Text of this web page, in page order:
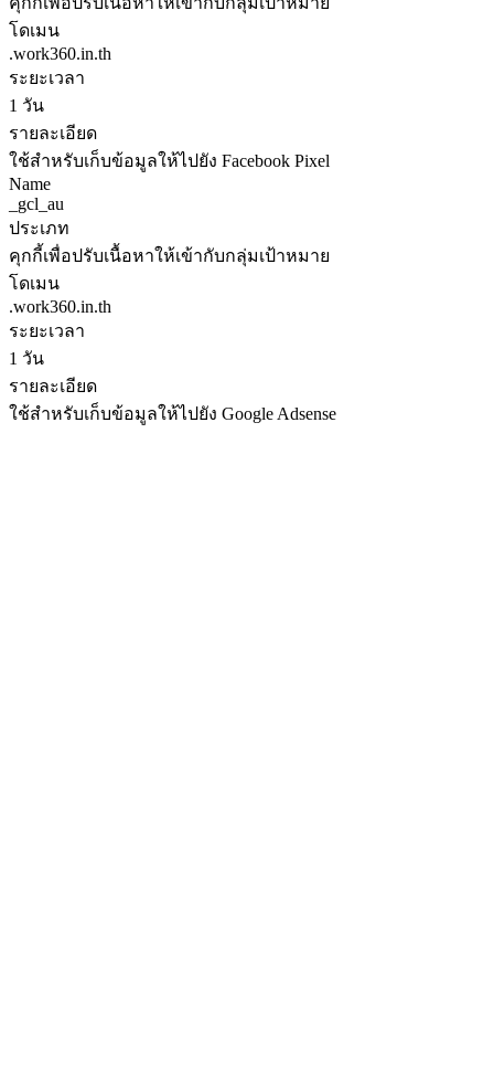
โดเมน
.work360.in.th
ระยะเวลา
1 วัน
รายละเอียด
ใช้สำหรับเก็บข้อมูลให้ไปยัง Facebook Pixel
Name
_gcl_au
ประเภท
คุกกี้เพื่อปรับเนื้อหาให้เข้ากับกลุ่มเป้าหมาย
โดเมน
.work360.in.th
ระยะเวลา
1 วัน
รายละเอียด
ใช้สำหรับเก็บข้อมูลให้ไปยัง Google Adsense